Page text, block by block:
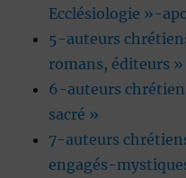
Ecclésiologie »-
5-auteurs
romans, éditeurs »
6-auteurs
sacré »
7-auteurs
engagés-